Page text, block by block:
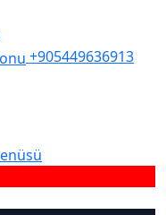
+905449636913